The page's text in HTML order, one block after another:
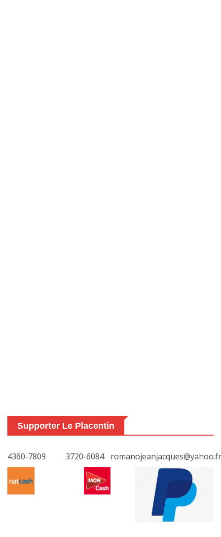
Supporter Le Placentin
4360-7809 3720-6084 romanojeanjacques@yahoo.fr